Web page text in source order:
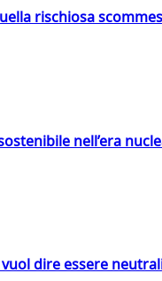
rischiosa
nell’era
dire essere